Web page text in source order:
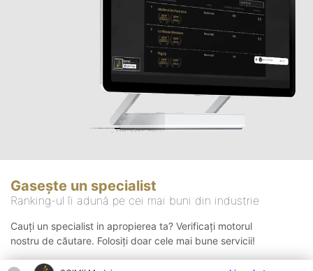
Gasește un specialist
Ranking-ul îi adună pe cei mai buni din industrie
Cauți un specialist in apropierea ta? Verificați motorul
nostru de căutare. Folosiți doar cele mai bune servicii!